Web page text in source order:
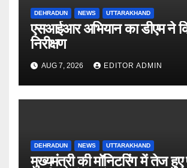
DEHRADUN NEWS UTTARAKHAND
एसआईआर अभियान का डीएम ने
निरीक्षण
AUG 7, 2026 EDITOR ADMIN
DEHRADUN NEWS UTTARAKHAND
मुख्यमंत्री की मॉनिटरिंग में तेज हुए